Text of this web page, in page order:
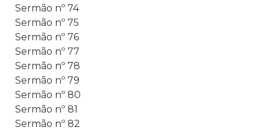
Sermão nº 74
Sermão nº 75
Sermão nº 76
Sermão nº 77
Sermão nº 78
Sermão nº 79
Sermão nº 80
Sermão nº 81
Sermão nº 82